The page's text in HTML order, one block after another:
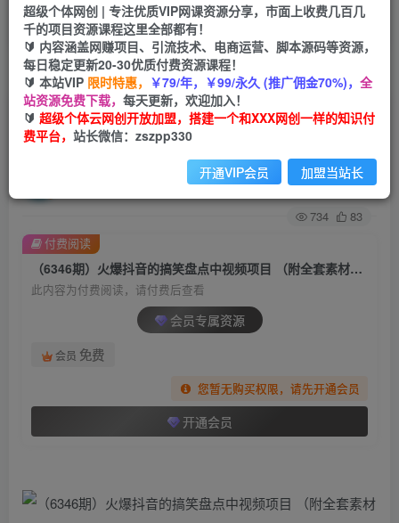
挂机
项目
脚本卡密
APP下载
GO
首页 创业课程 会员专属 正文
（6346期）火爆抖音的搞笑盘点中视频项目 （附
全套素材包+工具礼包）
关注 私信
734 83
（6346期）火爆抖音的搞笑盘点中视频项目 （附全套素材包+工具礼包）
此内容为付费阅读，请付费后查看
会员专属资源
会员 免费
您暂无购买权限，请先开通会员
开通会员
付费阅读
超级个体网创 | 专注优质VIP网课资源分享，市面上收费几百几
千的项目资源课程这里全部都有！
🔰 内容涵盖网赚项目、引流技术、电商运营、脚本源码等资源，
每日稳定更新20-30优质付费资源课程！
🔰 本站VIP 限时特惠， ￥79/年，￥99/永久 (推广佣金70%)， 全
站资源免费下载， 每天更新，欢迎加入！
🔰 超级个体云网创开放加盟，搭建一个和XXX网创一样的知识付
费平台， 站长微信：zszpp330
开通VIP会员 加盟当站长